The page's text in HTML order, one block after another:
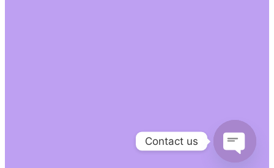
Contact us